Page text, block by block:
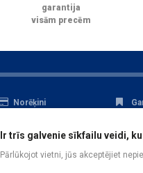
garantija
visām precēm
Norēķini
Serviss
Ir trīs galvenie sīkfailu veidi,
Pārlūkojot vietni, jūs akceptējiet